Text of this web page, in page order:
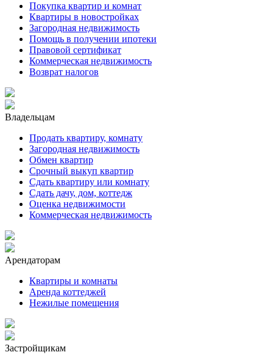
Покупка квартир и комнат
Квартиры в новостройках
Загородная недвижимость
Помощь в получении ипотеки
Правовой сертификат
Коммерческая недвижимость
Возврат налогов
Владельцам
Продать квартиру, комнату
Загородная недвижимость
Обмен квартир
Срочный выкуп квартир
Сдать квартиру или комнату
Сдать дачу, дом, коттедж
Оценка недвижимости
Коммерческая недвижимость
Арендаторам
Квартиры и комнаты
Аренда коттеджей
Нежилые помещения
Застройщикам